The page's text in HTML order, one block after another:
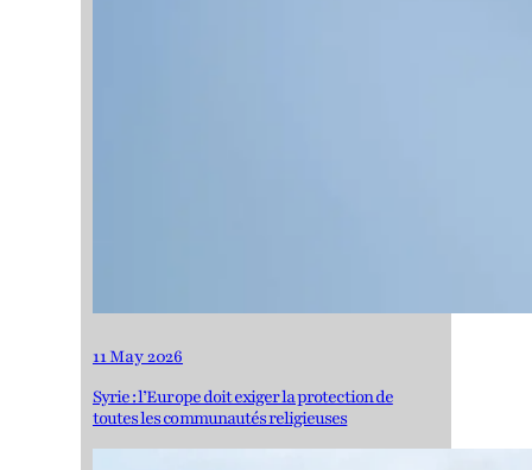
11 May 2026
Syrie : l’Europe doit exiger la protection de
toutes les communautés religieuses